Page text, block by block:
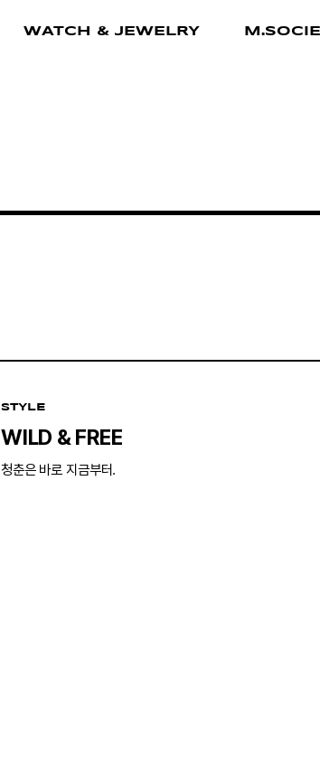
WATCH & JEWELRY
STYLE
WILD & FREE
청춘은 바로 지금부터.